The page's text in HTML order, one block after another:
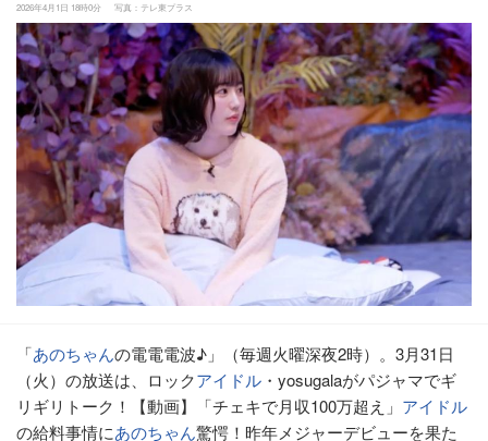
2026年4月1日 18時0分 写真：テレ東プラス
「あのちゃんの電電電波♪」（毎週火曜深夜2時）。3月31日
（火）の放送は、ロックアイドル ・yosugalaがパジャマでギ
リギリトーク！【動画】「チェキで月収100万超え」 アイドル
の給料事情にあのちゃん驚愕！昨年メジャーデビューを果た